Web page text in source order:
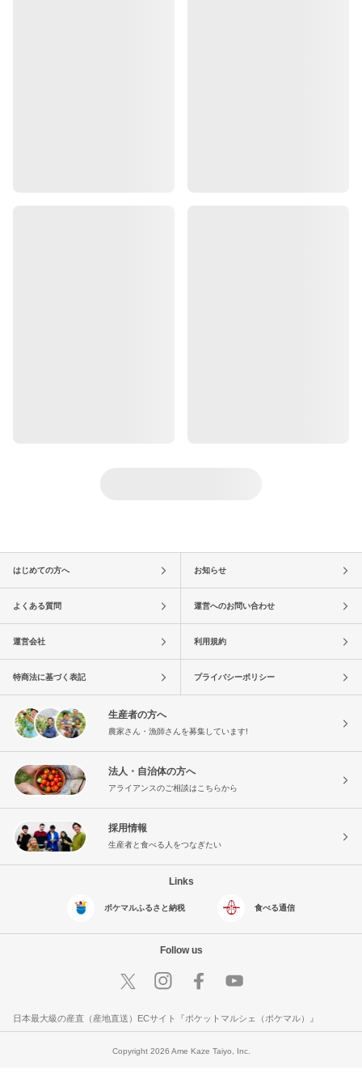
はじめての方へ お知らせ
よくある質問 運営へのお問い合わせ
運営会社 利用規約
特商法に基づく表記 プライバシーポリシー
生産者の方へ
農家さん・漁師さんを募集しています!
法人・自治体の方へ
アライアンスのご相談はこちらから
採用情報
生産者と食べる人をつなぎたい
Links
ポケマルふるさと納税 食べる通信
Follow us
日本最大級の産直（産地直送）ECサイト『ポケットマルシェ（ポケマル）』
Copyright 2026 Ame Kaze Taiyo, Inc.